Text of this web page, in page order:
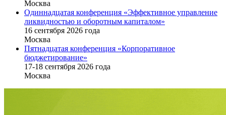
Москва
Одиннадцатая конференция «Эффективное управление
ликвидностью и оборотным капиталом»
16 cентября 2026 года
Москва
Пятнадцатая конференция «Корпоративное
бюджетирование»
17-18 сентября 2026 года
Москва